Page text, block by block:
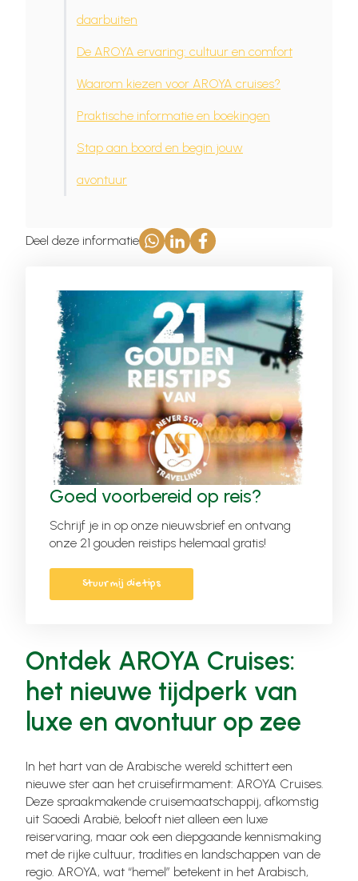
daarbuiten
De AROYA ervaring: cultuur en comfort
Waarom kiezen voor AROYA cruises?
Praktische informatie en boekingen
Stap aan boord en begin jouw
avontuur
Deel deze informatie
Goed voorbereid op reis?
Schrijf je in op onze nieuwsbrief en ontvang
onze 21 gouden reistips helemaal gratis!
Stuur mij die tips
Ontdek AROYA Cruises:
het nieuwe tijdperk van
luxe en avontuur op zee
In het hart van de Arabische wereld schittert een
nieuwe ster aan het cruisefirmament: AROYA Cruises.
Deze spraakmakende cruisemaatschappij, afkomstig
uit Saoedi Arabië, belooft niet alleen een luxe
reiservaring, maar ook een diepgaande kennismaking
met de rijke cultuur, tradities en landschappen van de
regio. AROYA, wat “hemel” betekent in het Arabisch,